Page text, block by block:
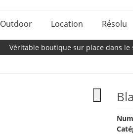
Outdoor Location Résolu
Véritable boutique sur place dans le